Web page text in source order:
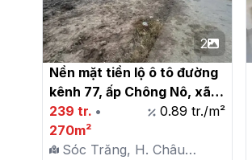
2
Nền mặt tiền lộ ô tô đường
kênh 77, ấp Chông Nô, xã
An Ninh, huyện Châu
Thành, tỉnh Sóc Trăng
239 tr. •
270m²
0.89 tr./m²
Sóc Trăng, H. Châu